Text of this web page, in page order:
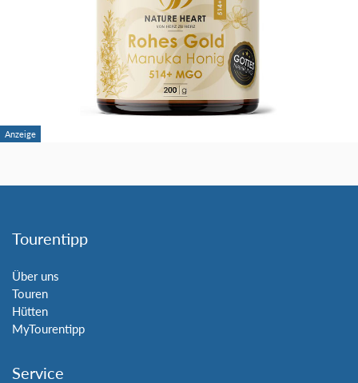
Tourentipp
Über uns
Touren
Hütten
MyTourentipp
Service